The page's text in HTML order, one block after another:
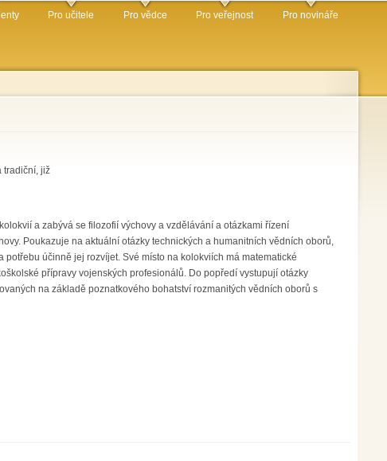
Pro učitele Pro vědce Pro veřejnost Pro novináře
tradiční, již
a zabývá se filozofií výchovy a vzdělávání a otázkami řízení
Poukazuje na aktuální otázky technických a humanitních vědních oborů,
účinně jej rozvíjet. Své místo na kolokviích má matematické
přípravy vojenských profesionálů. Do popředí vystupují otázky
na základě poznatkového bohatství rozmanitých vědních oborů s